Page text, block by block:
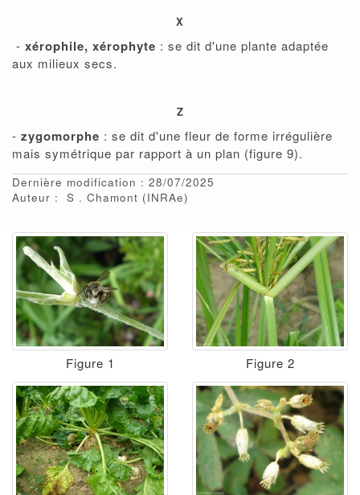
X
- xérophile, xérophyte : se dit d'une plante adaptée
aux milieux secs.
Z
- zygomorphe : se dit d'une fleur de forme irrégulière
mais symétrique par rapport à un plan (figure 9).
Dernière modification : 28/07/2025
Auteur :
S Chamont (INRAe)
Figure 1 Figure 2